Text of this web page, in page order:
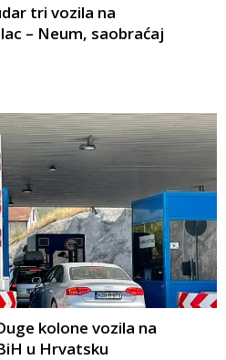
tri vozila na
– Neum, saobraćaj
kolone vozila na
u Hrvatsku